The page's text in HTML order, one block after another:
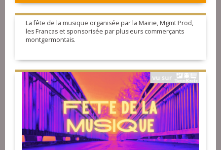
La fête de la musique organisée par la Mairie, Mgmt Prod,
les Francas et sponsorisée par plusieurs commerçants
montgermontais.